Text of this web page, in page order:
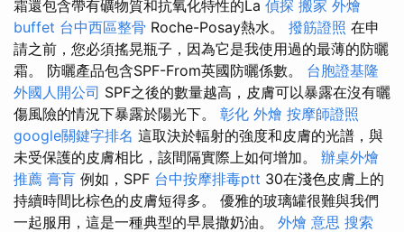
霜還包含帶有礦物質和抗氧化特性的La 偵探 搬家 外燴
buffet 台中西區整骨 Roche-Posay熱水。 撥筋證照 在申
請之前，您必須搖晃瓶子，因為它是我使用過的最薄的防曬
霜。 防曬產品包含SPF-From英國防曬係數。 台胞證基隆
外國人開公司 SPF之後的數量越高，皮膚可以暴露在沒有曬
傷風險的情況下暴露於陽光下。 彰化 外燴 按摩師證照
google關鍵字排名 這取決於輻射的強度和皮膚的光譜，與
未受保護的皮膚相比，該間隔實際上如何增加。 辦桌外燴
推薦 膏肓 例如，SPF 台中按摩排毒ptt 30在淺色皮膚上的
持續時間比棕色的皮膚短得多。 優雅的玻璃罐很難與我們
一起服用，這是一種典型的早晨撒奶油。 外燴 意思 搜索